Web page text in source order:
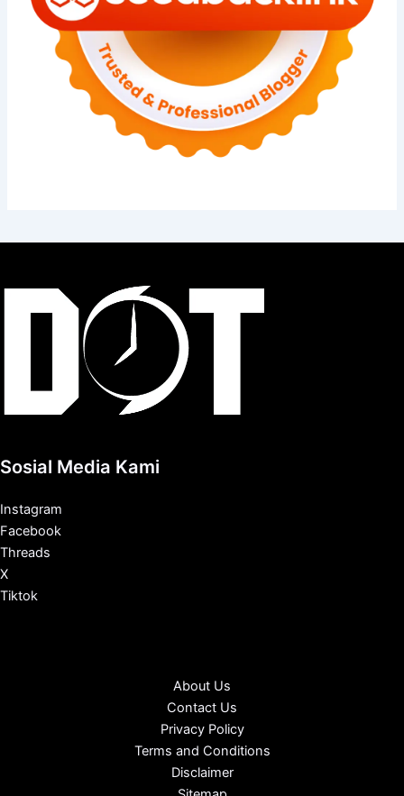
Sosial Media Kami
Instagram
Facebook
Threads
X
Tiktok
About Us
Contact Us
Privacy Policy
Terms and Conditions
Disclaimer